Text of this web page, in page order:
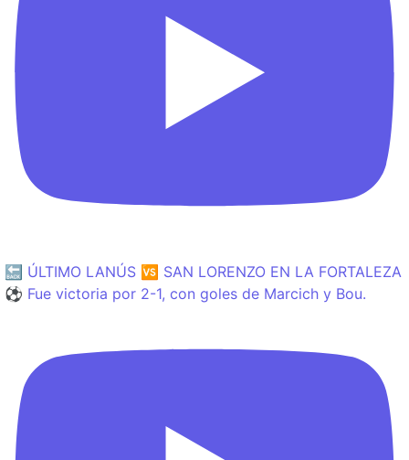
🔙 ÚLTIMO LANÚS 🆚 SAN LORENZO EN LA FORTALEZA
⚽️ Fue victoria por 2-1, con goles de Marcich y Bou.